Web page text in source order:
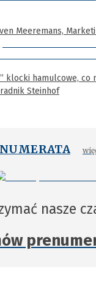
Meeremans,
klocki hamulcowe, co
Steinhof
nasze